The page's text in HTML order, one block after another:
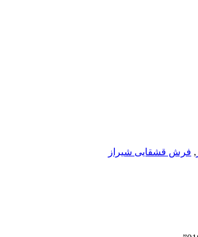
, فرش قشقایی شیراز